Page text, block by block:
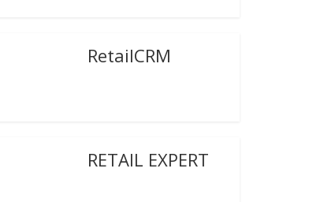
RetailCRM
RETAIL EXPERT